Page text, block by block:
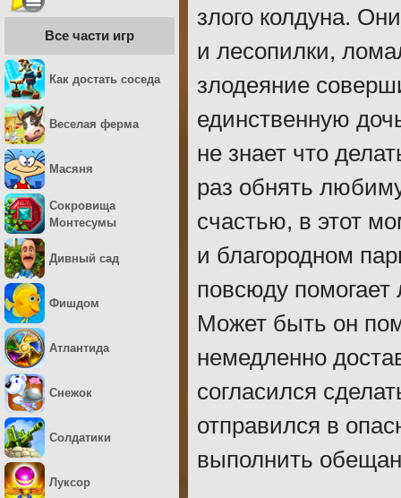
злого колдуна.
и лесопилки,
злодеяние
единственную
не знает что
раз обнять
счастью, в этот
и благородном
повсюду
Может быть он
немедленно
согласился
отправился в
выполнить
Все части игр
Как достать соседа
Веселая ферма
Масяня
Сокровища
Монтесумы
Дивный сад
Фишдом
Атлантида
Снежок
Солдатики
Луксор